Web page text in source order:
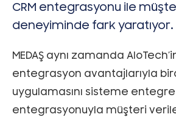
CRM entegrasyonu ile
deneyiminde fark yaratıyor.
MEDAŞ aynı zamanda
entegrasyon avantajlarıyla
uygulamasını sisteme entegre
entegrasyonuyla müşteri